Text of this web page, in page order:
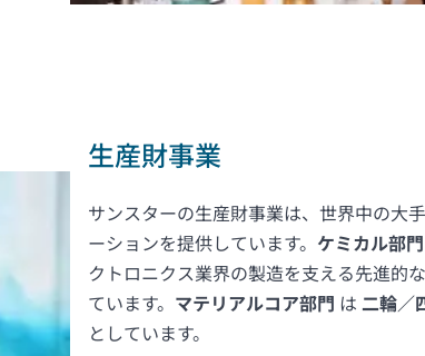
生産財事業
サンスターの生産財事業は、世界中の大
ーションを提供しています。 ケミカル部門
クトロニクス業界の製造を支える先進的な
ています。 マテリアルコア部門 は 二輪／
としています。